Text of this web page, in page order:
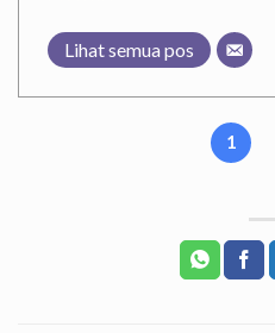
Lihat semua pos
1